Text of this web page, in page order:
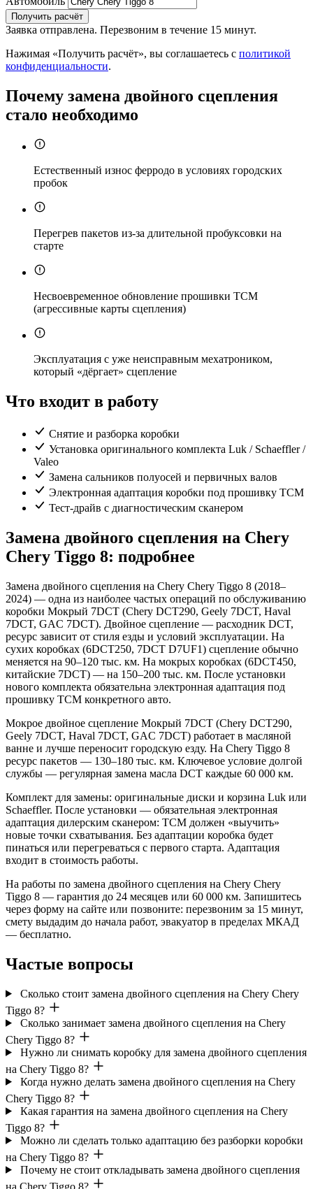
Получить расчёт
Заявка отправлена. Перезвоним в течение 15 минут.
Нажимая «Получить расчёт», вы соглашаетесь с политикой
конфиденциальности.
Почему замена двойного сцепления
стало необходимо
Естественный износ ферродо в условиях городских
пробок
Перегрев пакетов из-за длительной пробуксовки на
старте
Несвоевременное обновление прошивки TCM
(агрессивные карты сцепления)
Эксплуатация с уже неисправным мехатроником,
который «дёргает» сцепление
Что входит в работу
Снятие и разборка коробки
Установка оригинального комплекта Luk / Schaeffler /
Valeo
Замена сальников полуосей и первичных валов
Электронная адаптация коробки под прошивку TCM
Тест-драйв с диагностическим сканером
Замена двойного сцепления на Chery
Chery Tiggo 8: подробнее
Замена двойного сцепления на Chery Chery Tiggo 8 (2018–
2024) — одна из наиболее частых операций по обслуживанию
коробки Мокрый 7DCT (Chery DCT290, Geely 7DCT, Haval
7DCT, GAC 7DCT). Двойное сцепление — расходник DCT,
ресурс зависит от стиля езды и условий эксплуатации. На
сухих коробках (6DCT250, 7DCT D7UF1) сцепление обычно
меняется на 90–120 тыс. км. На мокрых коробках (6DCT450,
китайские 7DCT) — на 150–200 тыс. км. После установки
нового комплекта обязательна электронная адаптация под
прошивку TCM конкретного авто.
Мокрое двойное сцепление Мокрый 7DCT (Chery DCT290,
Geely 7DCT, Haval 7DCT, GAC 7DCT) работает в масляной
ванне и лучше переносит городскую езду. На Chery Tiggo 8
ресурс пакетов — 130–180 тыс. км. Ключевое условие долгой
службы — регулярная замена масла DCT каждые 60 000 км.
Комплект для замены: оригинальные диски и корзина Luk или
Schaeffler. После установки — обязательная электронная
адаптация дилерским сканером: TCM должен «выучить»
новые точки схватывания. Без адаптации коробка будет
пинаться или перегреваться с первого старта. Адаптация
входит в стоимость работы.
На работы по замена двойного сцепления на Chery Chery
Tiggo 8 — гарантия до 24 месяцев или 60 000 км. Запишитесь
через форму на сайте или позвоните: перезвоним за 15 минут,
смету выдадим до начала работ, эвакуатор в пределах МКАД
— бесплатно.
Частые вопросы
Сколько стоит замена двойного сцепления на Chery Chery
Tiggo 8?
Сколько занимает замена двойного сцепления на Chery
Chery Tiggo 8?
Нужно ли снимать коробку для замена двойного сцепления
на Chery Tiggo 8?
Когда нужно делать замена двойного сцепления на Chery
Chery Tiggo 8?
Какая гарантия на замена двойного сцепления на Chery
Tiggo 8?
Можно ли сделать только адаптацию без разборки коробки
на Chery Tiggo 8?
Почему не стоит откладывать замена двойного сцепления
на Chery Tiggo 8?